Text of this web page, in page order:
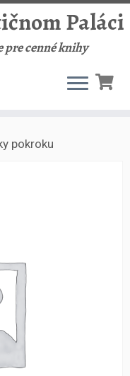
Paláci
cenné knihy
pokroku